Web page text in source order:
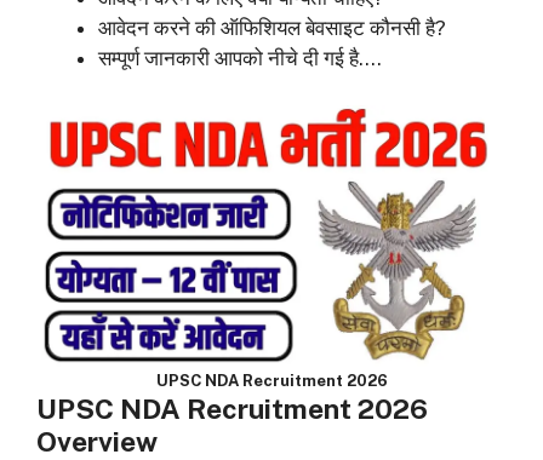
आवेदन करने की ऑफिशियल बेवसाइट कौनसी है?
सम्पूर्ण जानकारी आपको नीचे दी गई है….
UPSC NDA Recruitment 2026
UPSC NDA Recruitment 2026
Overview